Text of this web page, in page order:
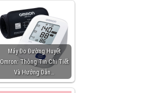
Máy Đo Đường Huyết
Omron: Thông Tin Chi Tiết
Và Hướng Dẫn…